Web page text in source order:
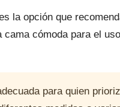
la opción que
cama cómoda para el
para quien